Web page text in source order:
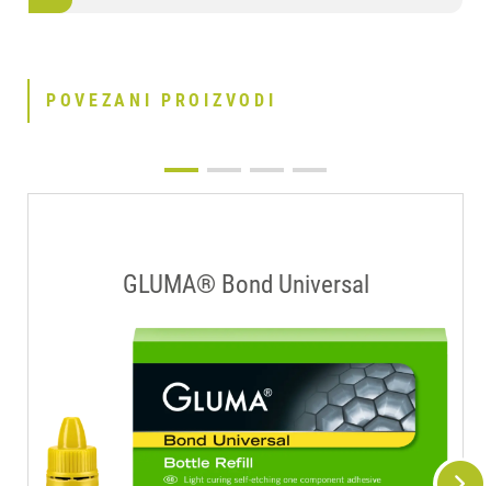
POVEZANI PROIZVODI
GLUMA® Bond Universal